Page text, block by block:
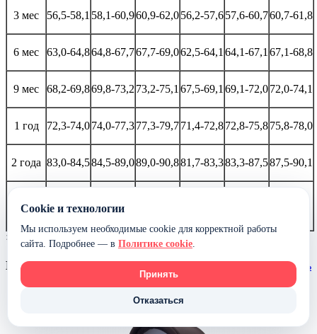
3 мес 56,5-58,1 58,1-60,960,9-62,056,2-57,657,6-60,760,7-61,8
6 мес 63,0-64,864,8-67,767,7-69,062,5-64,1 64,1-67,1 67,1-68,8
9 мес 68,2-69,869,8-73,2 73,2-75,1 67,5-69,1 69,1-72,072,0-74,1
1 год 72,3-74,074,0-77,377,3-79,771,4-72,872,8-75,875,8-78,0
2 года 83,0-84,584,5-89,089,0-90,881,7-83,383,3-87,587,5-90,1
3 года 90,0-92,392,3-99,8
×
Вы смотрели
очистить
-9%
Cookie и технологии
Мы используем необходимые cookie для корректной работы
сайта. Подробнее — в Политике cookie.
Принять
Отказаться